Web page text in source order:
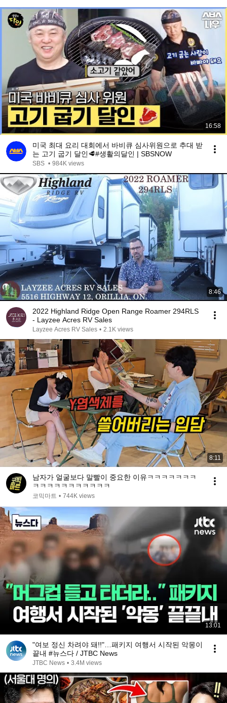
16:58
미국 최대 요리 대회에서 바비큐 심사위원으로 추대 받
는 고기 굽기 달인🥩#생활의달인 | SBSNOW
SBS • 984K views
8:46
2022 Highland Ridge Open Range Roamer 294RLS
- Layzee Acres RV Sales
Layzee Acres RV Sales • 2.1K views
8:11
남자가 얼굴보다 말빨이 중요한 이유ㅋㅋㅋㅋㅋㅋㅋ
ㅋㅋㅋㅋㅋㅋㅋㅋㅋㅋㅋ
코믹마트 • 744K views
13:01
"여보 정신 차려야 돼!!"…패키지 여행서 시작된 악몽이
끝내 #뉴스다 / JTBC News
JTBC News • 3.4M views